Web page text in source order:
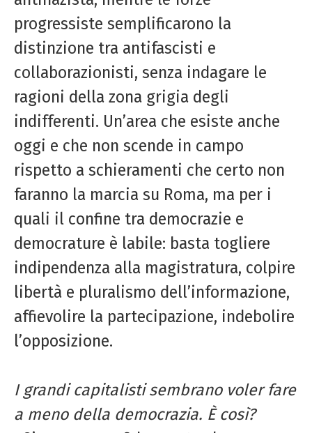
progressiste semplificarono la
distinzione tra antifascisti e
collaborazionisti, senza indagare le
ragioni della zona grigia degli
indifferenti. Un’area che esiste anche
oggi e che non scende in campo
rispetto a schieramenti che certo non
faranno la marcia su Roma, ma per i
quali il confine tra democrazie e
democrature è labile: basta togliere
indipendenza alla magistratura, colpire
libertà e pluralismo dell’informazione,
affievolire la partecipazione, indebolire
l’opposizione.
I grandi capitalisti sembrano voler fare
a meno della democrazia. È così?